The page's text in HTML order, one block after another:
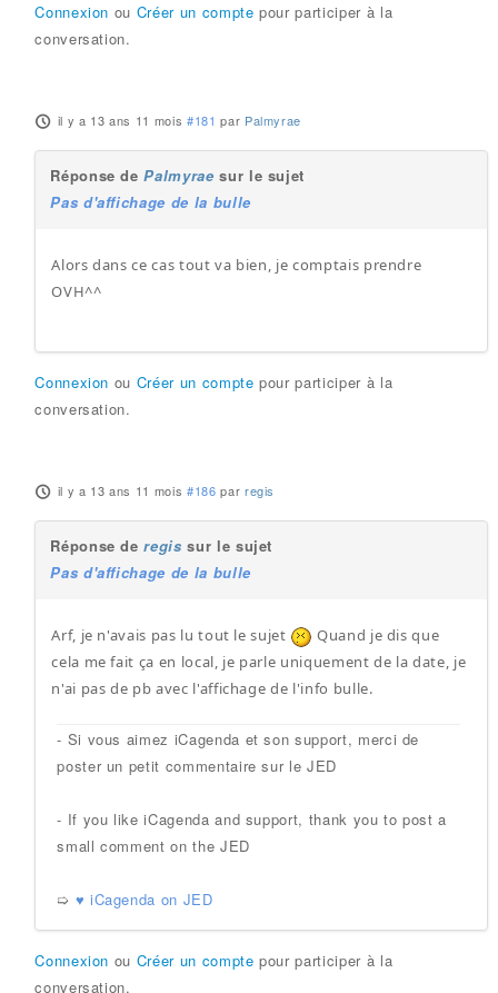
Connexion ou Créer un compte pour participer à la
conversation.
il y a 13 ans 11 mois #181 par Palmyrae
Réponse dePalmyrae sur le sujet
Pas d'affichage de la bulle
Alors dans ce cas tout va bien, je comptais prendre
OVH^^
Connexion ou Créer un compte pour participer à la
conversation.
il y a 13 ans 11 mois #186 par regis
Réponse deregis sur le sujet
Pas d'affichage de la bulle
Arf, je n'avais pas lu tout le sujet
Quand je dis que
cela me fait ça en local, je parle uniquement de la date, je
n'ai pas de pb avec l'affichage de l'info bulle.
- Si vous aimez iCagenda et son support, merci de
poster un petit commentaire sur le JED
- If you like iCagenda and support, thank you to post a
small comment on the JED
➯ ♥ iCagenda on JED
Connexion ou Créer un compte pour participer à la
conversation.